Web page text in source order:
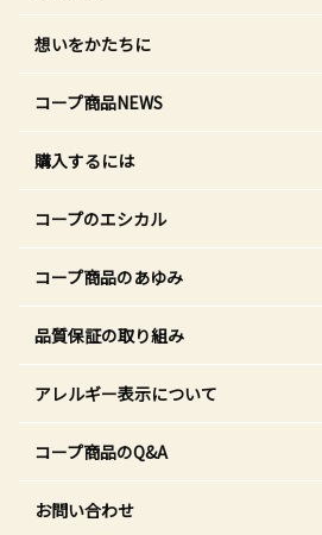
想いをかたちに
コープ商品NEWS
購入するには
コープのエシカル
コープ商品のあゆみ
品質保証の取り組み
アレルギー表示について
コープ商品のQ&A
お問い合わせ